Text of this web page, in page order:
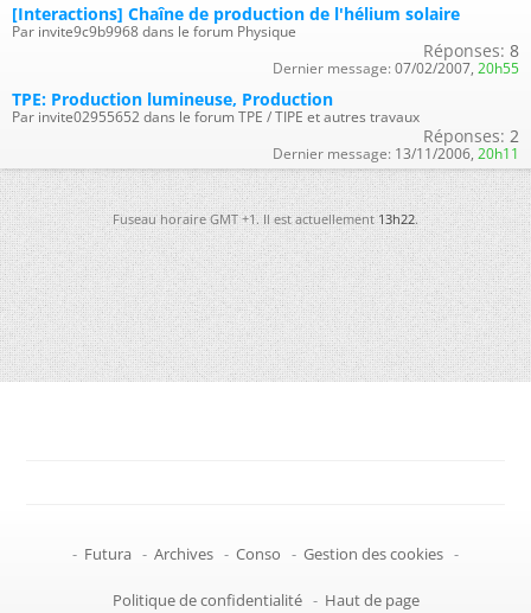
[Interactions] Chaîne de production de l'hélium solaire
Par invite9c9b9968 dans le forum Physique
Réponses: 8
Dernier message: 07/02/2007, 20h55
TPE: Production lumineuse, Production
Par invite02955652 dans le forum TPE / TIPE et autres travaux
Réponses: 2
Dernier message: 13/11/2006, 20h11
Fuseau horaire GMT +1. Il est actuellement13h22.
- Futura - Archives - Conso - Gestion des cookies -
Politique de confidentialité - Haut de page